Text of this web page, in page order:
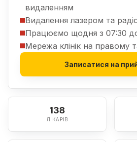
видаленням
Видалення лазером та
Працюємо щодня з 07:30
Мережа клінік на правому
Записатися на
138
ЛІКАРІВ